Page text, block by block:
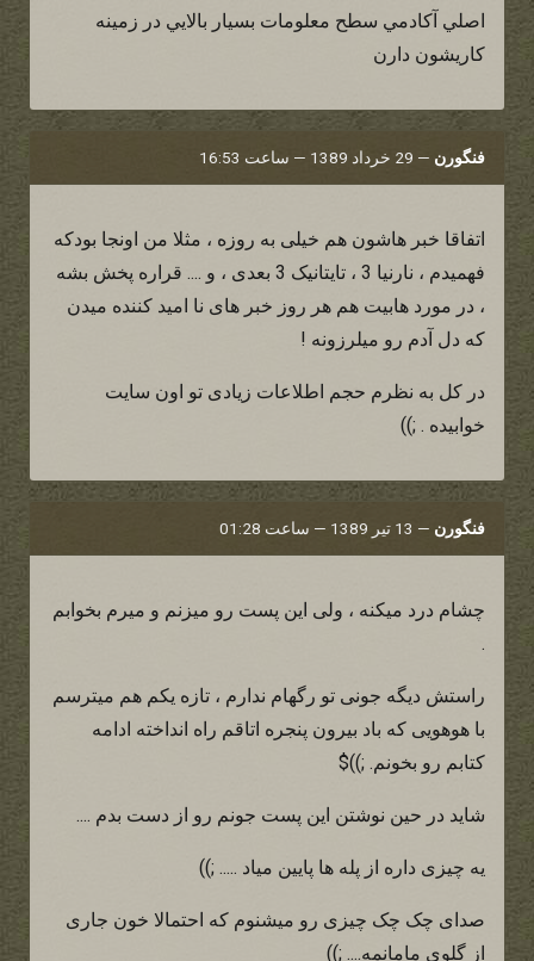
اصلي آكادمي سطح معلومات بسيار بالايي در زمينه
كاريشون دارن
فنگورن — 29 خرداد 1389 — ساعت 16:53
اتفاقا خبر هاشون هم خیلی به روزه ، مثلا من اونجا بودکه
فهمیدم ، نارنیا 3 ، تایتانیک 3 بعدی ، و .... قراره پخش بشه
، در مورد هابیت هم هر روز خبر های نا امید کننده میدن
که دل آدم رو میلرزونه !
در کل به نظرم حجم اطلاعات زیادی تو اون سایت
خوابیده . ;))
فنگورن — 13 تیر 1389 — ساعت 01:28
چشام درد میکنه ، ولی این پست رو میزنم و میرم بخوابم
.
راستش دیگه جونی تو رگهام ندارم ، تازه یکم هم میترسم
با هوهویی که باد بیرون پنجره اتاقم راه انداخته ادامه
کتابم رو بخونم. ;))$
شاید در حین نوشتن این پست جونم رو از دست بدم ....
یه چیزی داره از پله ها پایین میاد ..... ;))
صدای چک چک چیزی رو میشنوم که احتمالا خون جاری
از گلوی مامانمه.... ;))